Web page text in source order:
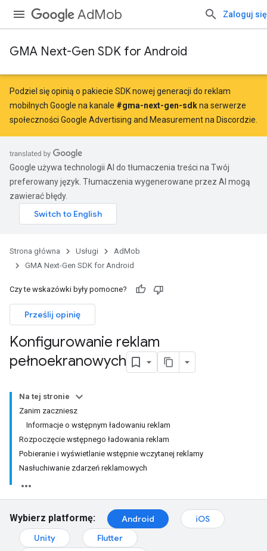
AdMob Zaloguj się
GMA Next-Gen SDK for Android
Podziel się opinią o pakiecie SDK nowej generacji do reklam
mobilnych Google na kanale #gma-next-gen-sdkna serwerze
społeczności Google Advertising and Measurement na Discordzie.
Google używa technologii AI do tłumaczenia treści na Twój
preferowany język. Tłumaczenia wygenerowane przez AI mogą
zawierać błędy.
Strona główna Usługi
AdMob
GMA Next-Gen SDK for Android
Czy te wskazówki były pomocne?
Prześlij opinię
Konfigurowanie reklam
pełnoekranowych
Na tej stronie
Zanim zaczniesz
Informacje o wstępnym ładowaniu reklam
Rozpoczęcie wstępnego ładowania reklam
Pobieranie i wyświetlanie wstępnie wczytanej reklamy
Nasłuchiwanie zdarzeń reklamowych
Wybierz platformę: Android
iOS
Unity
Flutter